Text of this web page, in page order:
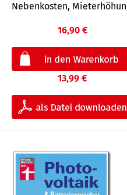
Nebenkosten,
16,90 €
13,99 €